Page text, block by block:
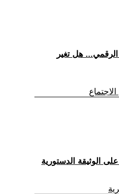
الرقمي... هل تغير